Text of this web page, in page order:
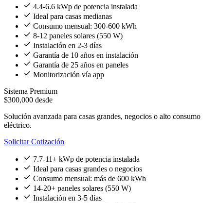
4.4-6.6 kWp de potencia instalada
Ideal para casas medianas
Consumo mensual: 300-600 kWh
8-12 paneles solares (550 W)
Instalación en 2-3 días
Garantía de 10 años en instalación
Garantía de 25 años en paneles
Monitorización vía app
Sistema Premium
$300,000 desde
Solución avanzada para casas grandes, negocios o alto consumo
eléctrico.
Solicitar Cotización
7.7-11+ kWp de potencia instalada
Ideal para casas grandes o negocios
Consumo mensual: más de 600 kWh
14-20+ paneles solares (550 W)
Instalación en 3-5 días